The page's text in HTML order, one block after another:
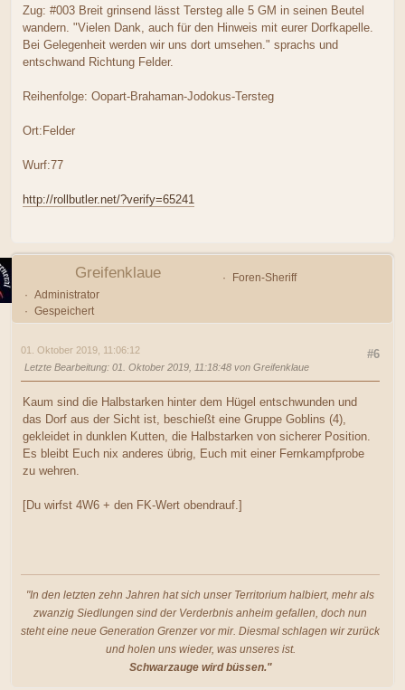
Zug: #003 Breit grinsend lässt Tersteg alle 5 GM in seinen Beutel
wandern. "Vielen Dank, auch für den Hinweis mit eurer Dorfkapelle.
Bei Gelegenheit werden wir uns dort umsehen." sprachs und
entschwand Richtung Felder.
Reihenfolge: Oopart-Brahaman-Jodokus-Tersteg
Ort:Felder
Wurf:77
http://rollbutler.net/?verify=65241
Greifenklaue
Foren-Sheriff
Administrator
Gespeichert
#6
01. Oktober 2019, 11:06:12
Letzte Bearbeitung: 01. Oktober 2019, 11:18:48 von Greifenklaue
Kaum sind die Halbstarken hinter dem Hügel entschwunden und
das Dorf aus der Sicht ist, beschießt eine Gruppe Goblins (4),
gekleidet in dunklen Kutten, die Halbstarken von sicherer Position.
Es bleibt Euch nix anderes übrig, Euch mit einer Fernkampfprobe
zu wehren.
[Du wirfst 4W6 + den FK-Wert obendrauf.]
"In den letzten zehn Jahren hat sich unser Territorium halbiert, mehr als
zwanzig Siedlungen sind der Verderbnis anheim gefallen, doch nun
steht eine neue Generation Grenzer vor mir. Diesmal schlagen wir zurück
und holen uns wieder, was unseres ist.
Schwarzauge wird büssen."